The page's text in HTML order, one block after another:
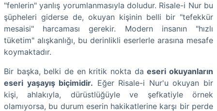
"fenlerin" yanlış yorumlanmasıyla doludur. Risale-i Nur bu
şüpheleri giderse de, okuyan kişinin belli bir "tefekkür
mesaisi" harcaması gerekir. Modern insanın "hızlı
tüketim" alışkanlığı, bu derinlikli eserlerle arasına mesafe
koymaktadır.
Bir başka, belki de en kritik nokta daeseri okuyanların
eseri yaşayış biçimidir. Eğer Risale-i Nur'u okuyan bir
kişi, ahlakıyla, dürüstlüğüyle ve şefkatiyle örnek
olamıyorsa, bu durum eserin hakikatlerine karşı bir perde